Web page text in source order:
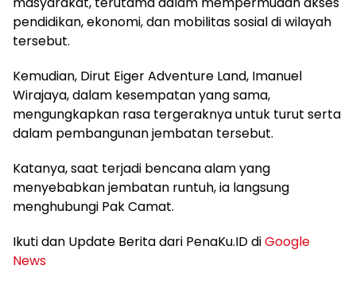
pendidikan, ekonomi, dan mobilitas sosial di wilayah
tersebut.
Kemudian, Dirut Eiger Adventure Land, Imanuel
Wirajaya, dalam kesempatan yang sama,
mengungkapkan rasa tergeraknya untuk turut serta
dalam pembangunan jembatan tersebut.
Katanya, saat terjadi bencana alam yang
menyebabkan jembatan runtuh, ia langsung
menghubungi Pak Camat.
Ikuti dan Update Berita dari PenaKu.ID diGoogle
News